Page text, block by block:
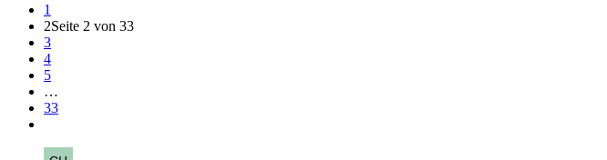
1
2Seite 2 von 33
3
4
5
…
33